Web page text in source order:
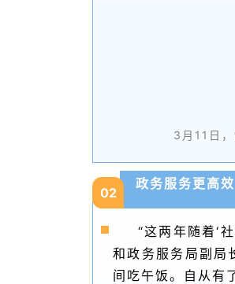
3月11日
02
政务服务更高效
“这两年随着‘
和政务服务局副局
间吃午饭。自从有